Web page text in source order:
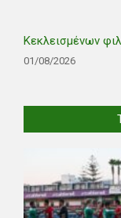
Κεκλεισμένων
01/08/2026